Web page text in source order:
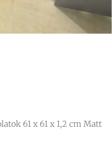
61 x 61 x 1,2 cm Matt